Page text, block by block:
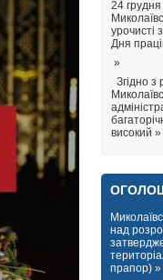
24 грудня
урочисті
Дня
»
Згідно
високий »
над
прапор) »